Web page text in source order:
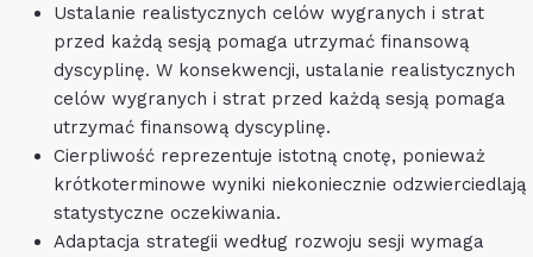
Ustalanie realistycznych celów wygranych i strat
przed każdą sesją pomaga utrzymać finansową
dyscyplinę. W konsekwencji, ustalanie realistycznych
celów wygranych i strat przed każdą sesją pomaga
utrzymać finansową dyscyplinę.
Cierpliwość reprezentuje istotną cnotę, ponieważ
krótkoterminowe wyniki niekoniecznie odzwierciedlają
statystyczne oczekiwania.
Adaptacja strategii według rozwoju sesji wymaga